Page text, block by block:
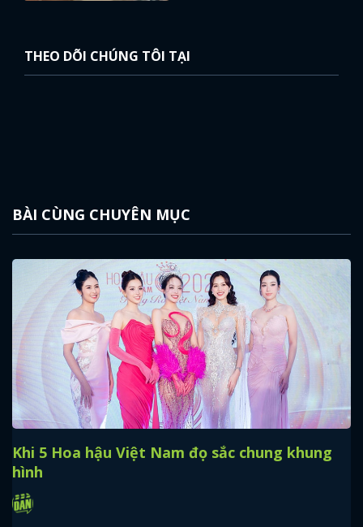
THEO DÕI CHÚNG TÔI TẠI
BÀI CÙNG CHUYÊN MỤC
Khi 5 Hoa hậu Việt Nam đọ sắc chung khung
hình